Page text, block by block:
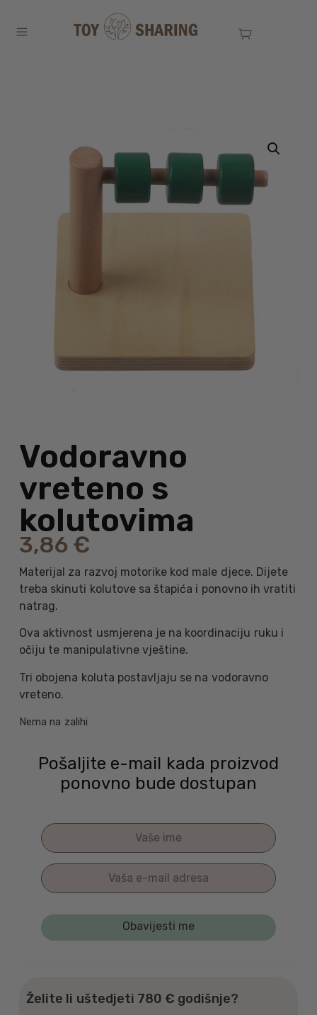
Vodoravno
vreteno s
kolutovima
3,86 €
Materijal za razvoj motorike kod male djece. Dijete
treba skinuti kolutove sa štapića i ponovno ih vratiti
natrag.
Ova aktivnost usmjerena je na koordinaciju ruku i
očiju te manipulativne vještine.
Tri obojena koluta postavljaju se na vodoravno
vreteno.
Nema na zalihi
Pošaljite e-mail kada proizvod
ponovno bude dostupan
Želite li uštedjeti 780 € godišnje?